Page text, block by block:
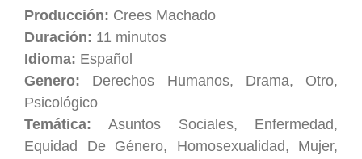
Producción: Crees Machado
Duración: 11 minutos
Idioma: Español
Genero: Derechos Humanos, Drama, Otro,
Psicológico
Temática:Asuntos Sociales, Enfermedad,
Equidad De Género, Homosexualidad, Mujer,